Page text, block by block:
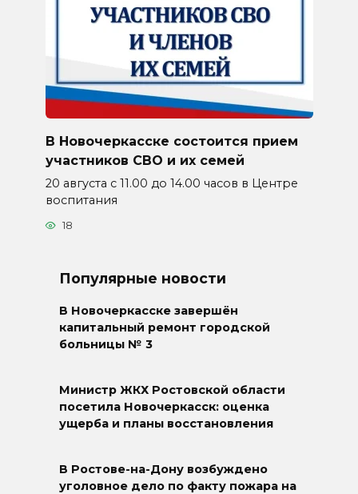
В Новочеркасске состоится прием
участников СВО и их семей
20 августа с 11.00 до 14.00 часов в Центре
воспитания
18
Популярные новости
В Новочеркасске завершён
капитальный ремонт городской
больницы № 3
Министр ЖКХ Ростовской области
посетила Новочеркасск: оценка
ущерба и планы восстановления
В Ростове-на-Дону возбуждено
уголовное дело по факту пожара на